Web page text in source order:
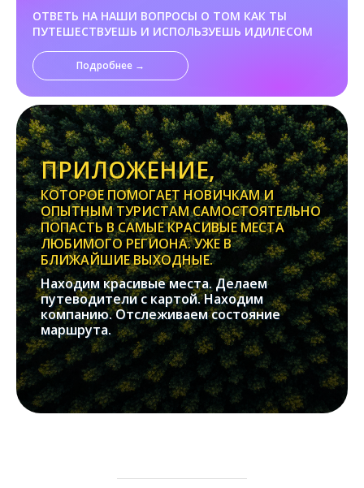
ОТВЕТЬ НА НАШИ ВОПРОСЫ О ТОМ КАК ТЫ
ПУТЕШЕСТВУЕШЬ И ИСПОЛЬЗУЕШЬ ИДИЛЕСОМ
Подробнее →
ПРИЛОЖЕНИЕ,
КОТОРОЕ ПОМОГАЕТ НОВИЧКАМ И
ОПЫТНЫМ ТУРИСТАМ САМОСТОЯТЕЛЬНО
ПОПАСТЬ В САМЫЕ КРАСИВЫЕ МЕСТА
ЛЮБИМОГО РЕГИОНА. УЖЕ В
БЛИЖАЙШИЕ ВЫХОДНЫЕ.
Находим красивые места. Делаем
путеводители с картой. Находим
компанию. Отслеживаем состояние
маршрута.